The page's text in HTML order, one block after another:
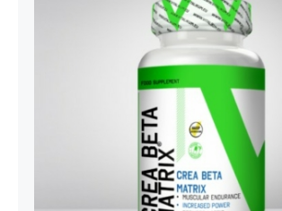
CREA BETA MATRIX
Napumpanko Svi proizvodi
1.800,00 рсд